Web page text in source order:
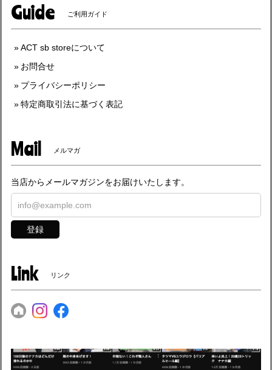
Guide ご利用ガイド
ACT sb storeについて
お問合せ
プライバシーポリシー
特定商取引法に基づく表記
Mail メルマガ
当店からメールマガジンをお届けいたします。
登録
Link リンク